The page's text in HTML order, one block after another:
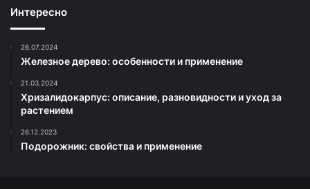
Интересно
26.07.2024
Железное дерево: особенности и применение
21.03.2024
Хризалидокарпус: описание, разновидности и уход за
растением
26.12.2023
Подорожник: свойства и применение